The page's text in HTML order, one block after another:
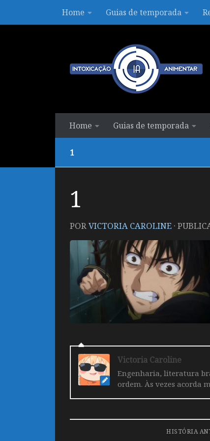
Skip to contentHome Guias de temporada
Home Guias de temporada
1
1
PORVICTORIA CAROLINE ·
Victoria Caroline
Engenharia, literatura
ordem. Às vezes acorda
HISTÓRIA